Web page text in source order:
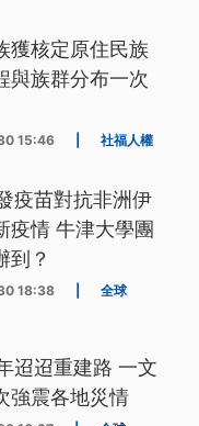
獲核定原住民族
與族群分布一次
15:46 社福人權
疫苗對抗非洲伊
疫情 牛津大學團
到？
18:38 全球
迢迢重建路 一文
強震各地災情